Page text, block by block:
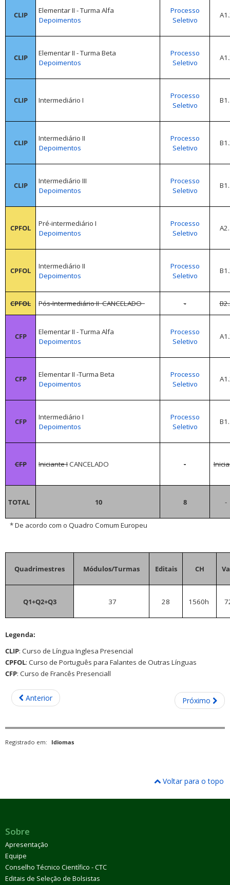
CLIP Elementar II - Turma Alfa
Depoimentos
Processo
Seletivo
CLIP
Elementar II - Turma Beta
Depoimentos
Processo
Seletivo
CLIP Intermediário I
Processo
Seletivo
CLIP
Intermediário II
Depoimentos
Processo
Seletivo
CLIP
Intermediário III
Depoimentos
Processo
Seletivo
CPFOL
Pré-intermediário I
Depoimentos
Processo
Seletivo
CPFOL
Intermediário II
Depoimentos
Processo
Seletivo
CPFOL Pós-Intermediário IICANCELADO -
CFP
Elementar II - Turma Alfa
Depoimentos
Processo
Seletivo
CFP
Elementar II -Turma Beta
Depoimentos
Processo
Seletivo
CFP
Intermediário I
Depoimentos
Processo
Seletivo
CFP Iniciante ICANCELADO -
TOTAL 10 8 -
* De acordo com o Quadro Comum Europeu
Quadrimestres Módulos/Turmas Editais CH
Q1+Q2+Q3 37 28 1560h
Legenda:
CLIP: Curso de Língua Inglesa Presencial
CPFOL: Curso de Português para Falantes de Outras Línguas
CFP: Curso de Francês Presenciall
Anterior Próximo
Registrado em: Idiomas
Voltar para o topo
Sobre
Apresentação
Equipe
Conselho Técnico Científico - CTC
Editais de Seleção de Bolsistas